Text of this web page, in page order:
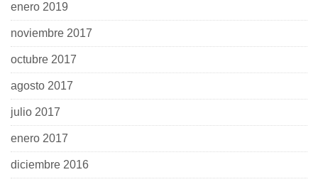
enero 2019
noviembre 2017
octubre 2017
agosto 2017
julio 2017
enero 2017
diciembre 2016